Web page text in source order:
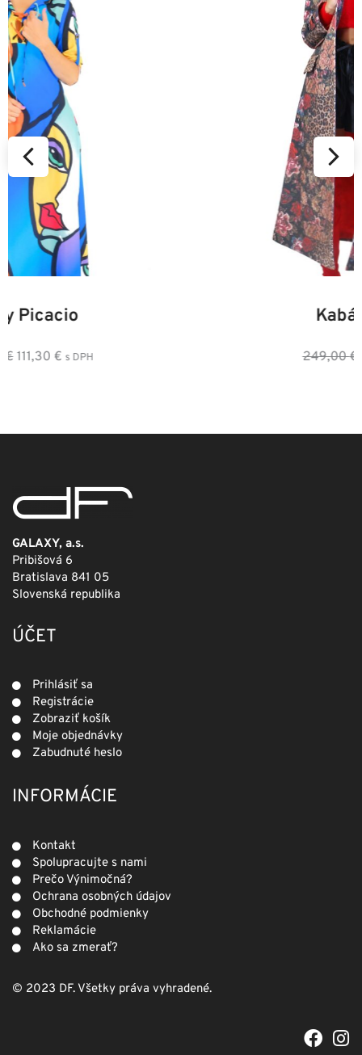
GALAXY, a.s.
Pribišová 6
Bratislava 841 05
Slovenská republika
ÚČET
Prihlásiť sa
Registrácie
Zobraziť košík
Moje objednávky
Zabudnuté heslo
INFORMÁCIE
Kontakt
Spolupracujte s nami
Prečo Výnimočná?
Ochrana osobných údajov
Obchodné podmienky
Reklamácie
Ako sa zmerať?
© 2023 DF. Všetky práva vyhradené.
F
a
I
n